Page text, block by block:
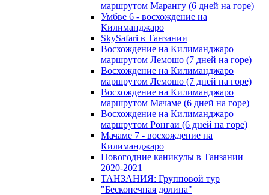
маршрутом Марангу (6 дней на горе)
Умбве 6 - восхождение на
Килиманджаро
SkySafari в Танзании
Восхождение на Килиманджаро
маршрутом Лемошо (7 дней на горе)
Восхождение на Килиманджаро
маршрутом Лемошо (7 дней на горе)
Восхождение на Килиманджаро
маршрутом Мачаме (6 дней на горе)
Восхождение на Килиманджаро
маршрутом Ронгаи (6 дней на горе)
Мачаме 7 - восхождение на
Килиманджаро
Новогодние каникулы в Танзании
2020-2021
ТАНЗАНИЯ: Групповой тур
"Бесконечная долина"